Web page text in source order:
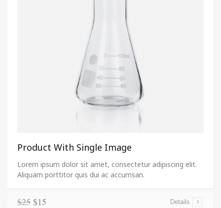
Product With Single Image
Lorem ipsum dolor sit amet, consectetur adipiscing elit.
Aliquam porttitor quis dui ac accumsan.
$25 $15 Details